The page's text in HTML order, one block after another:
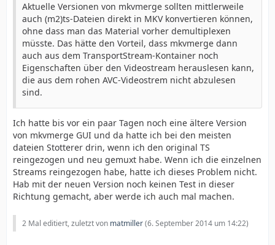
Aktuelle Versionen von mkvmerge sollten mittlerweile
auch (m2)ts-Dateien direkt in MKV konvertieren können,
ohne dass man das Material vorher demultiplexen
müsste. Das hätte den Vorteil, dass mkvmerge dann
auch aus dem TransportStream-Kontainer noch
Eigenschaften über den Videostream herauslesen kann,
die aus dem rohen AVC-Videostrem nicht abzulesen
sind.
Ich hatte bis vor ein paar Tagen noch eine ältere Version
von mkvmerge GUI und da hatte ich bei den meisten
dateien Stotterer drin, wenn ich den original TS
reingezogen und neu gemuxt habe. Wenn ich die einzelnen
Streams reingezogen habe, hatte ich dieses Problem nicht.
Hab mit der neuen Version noch keinen Test in dieser
Richtung gemacht, aber werde ich auch mal machen.
2 Mal editiert, zuletzt von matmiller(6. September 2014 um 14:22)